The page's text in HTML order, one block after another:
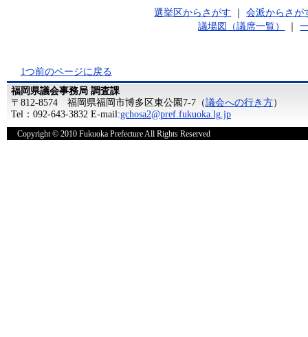
選挙区からさがす ｜会派からさが
議場図（議席一覧）
｜
1つ前のページに戻る
福岡県議会事務局 調査課
〒812-8574 福岡県福岡市博多区東公園7-7（議会への行き方）
Tel：092-643-3832 E-mail:gchosa2@pref.fukuoka.lg.jp
Copyright © 2010 Fukuoka Prefecture All Rights Reserved